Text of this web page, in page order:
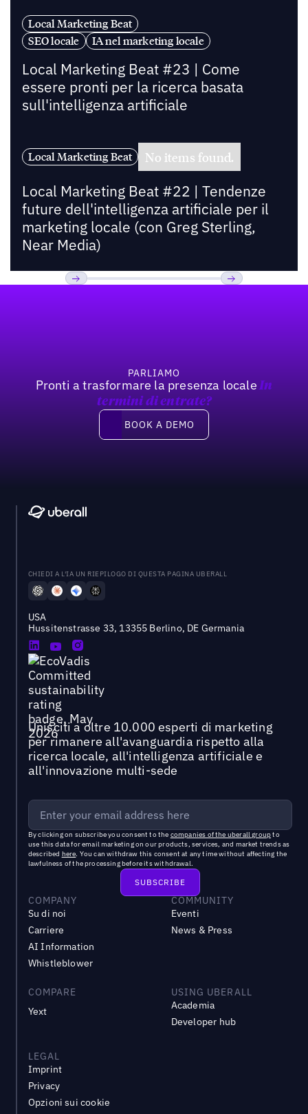
Local Marketing Beat
SEO locale
IA nel marketing locale
Local Marketing Beat #23 | Come
essere pronti per la ricerca basata
sull'intelligenza artificiale
Local Marketing Beat No items found.
Local Marketing Beat #22 | Tendenze
future dell'intelligenza artificiale per il
marketing locale (con Greg Sterling,
Near Media)
PARLIAMO
Pronti a trasformare la presenza locale In
termini di entrate?
Book a demo
BOOK A DEMO
CHIEDI A L'IA UN RIEPILOGO DI QUESTA PAGINA UBERALL
USA
Hussitenstrasse 33, 13355 Berlino, DE Germania
Unisciti a oltre 10.000 esperti di marketing
per rimanere all'avanguardia rispetto alla
ricerca locale, all'intelligenza artificiale e
all'innovazione multi-sede
By clicking on subscribe you consent to the companies of the uberall groupto
use this data for email marketing on our products, services, and market trends as
described here. You can withdraw this consent at any time without affecting the
lawfulness of the processing before its withdrawal.
COMPANY
Su di noi
Carriere
AI Information
Whistleblower
COMMUNITY
Eventi
News & Press
COMPARE
Yext
USING UBERALL
Academia
Developer hub
LEGAL
Imprint
Privacy
Opzioni sui cookie